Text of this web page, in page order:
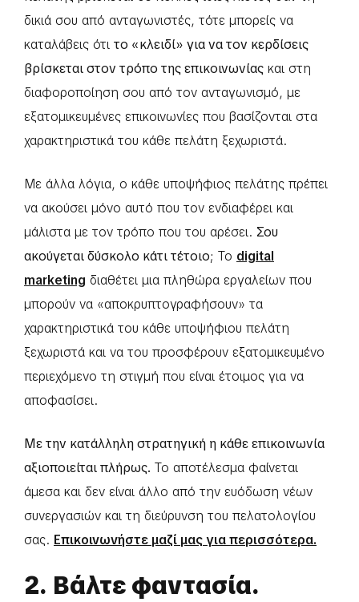
δικιά σου από ανταγωνιστές, τότε μπορείς να
καταλάβεις ότι το «κλειδί» για να τον κερδίσεις
βρίσκεται στον τρόπο της επικοινωνίας και στη
διαφοροποίηση σου από τον ανταγωνισμό, με
εξατομικευμένες επικοινωνίες που βασίζονται στα
χαρακτηριστικά του κάθε πελάτη ξεχωριστά.
Με άλλα λόγια, ο κάθε υποψήφιος πελάτης πρέπει
να ακούσει μόνο αυτό που τον ενδιαφέρει και
μάλιστα με τον τρόπο που του αρέσει. Σου
ακούγεται δύσκολο κάτι τέτοιο; Το digital
marketing διαθέτει μια πληθώρα εργαλείων που
μπορούν να «αποκρυπτογραφήσουν» τα
χαρακτηριστικά του κάθε υποψήφιου πελάτη
ξεχωριστά και να του προσφέρουν εξατομικευμένο
περιεχόμενο τη στιγμή που είναι έτοιμος για να
αποφασίσει.
Με την κατάλληλη στρατηγική η κάθε επικοινωνία
αξιοποιείται πλήρως. Το αποτέλεσμα φαίνεται
άμεσα και δεν είναι άλλο από την ευόδωση νέων
συνεργασιών και τη διεύρυνση του πελατολογίου
σας. Επικοινωνήστε μαζί μας για περισσότερα.
2. Βάλτε φαντασία.